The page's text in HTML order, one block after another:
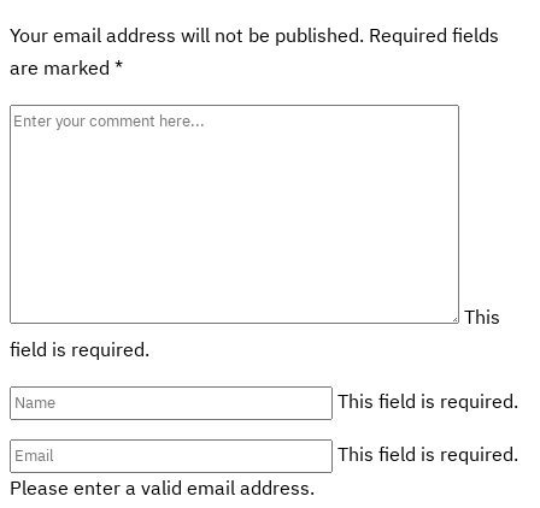
Your email address will not be published. Required fields
are marked*
This
field is required.
This field is required.
This field is required.
Please enter a valid email address.